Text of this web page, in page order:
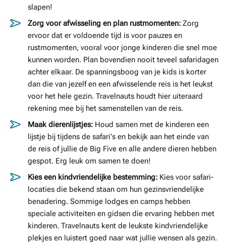
slapen!
Zorg voor afwisseling en plan rustmomenten: Zorg
ervoor dat er voldoende tijd is voor pauzes en
rustmomenten, vooral voor jonge kinderen die snel moe
kunnen worden. Plan bovendien nooit teveel safaridagen
achter elkaar. De spanningsboog van je kids is korter
dan die van jezelf en een afwisselende reis is het leukst
voor het hele gezin. Travelnauts houdt hier uiteraard
rekening mee bij het samenstellen van de reis.
Maak dierenlijstjes: Houd samen met de kinderen een
lijstje bij tijdens de safari’s en bekijk aan het einde van
de reis of jullie de Big Five en alle andere dieren hebben
gespot. Erg leuk om samen te doen!
Kies een kindvriendelijke bestemming: Kies voor safari-
locaties die bekend staan om hun gezinsvriendelijke
benadering. Sommige lodges en camps hebben
speciale activiteiten en gidsen die ervaring hebben met
kinderen. Travelnauts kent de leukste kindvriendelijke
plekjes en luistert goed naar wat jullie wensen als gezin.